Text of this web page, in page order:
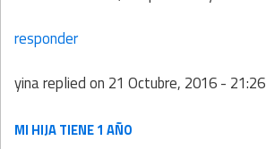
responder
yinareplied on 21 Octubre, 2016 - 21:26
MI HIJA TIENE 1 AÑO